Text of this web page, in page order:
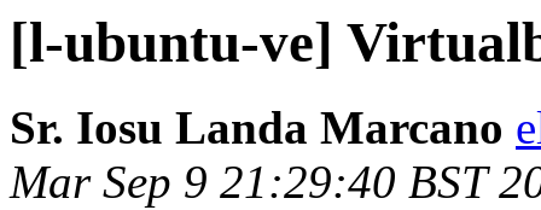
[l-ubuntu-ve]
Sr. Iosu Landa Marcano
Mar Sep 9 21:29:40 BST